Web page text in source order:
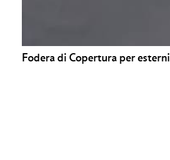
Fodera di Copertura per esterni